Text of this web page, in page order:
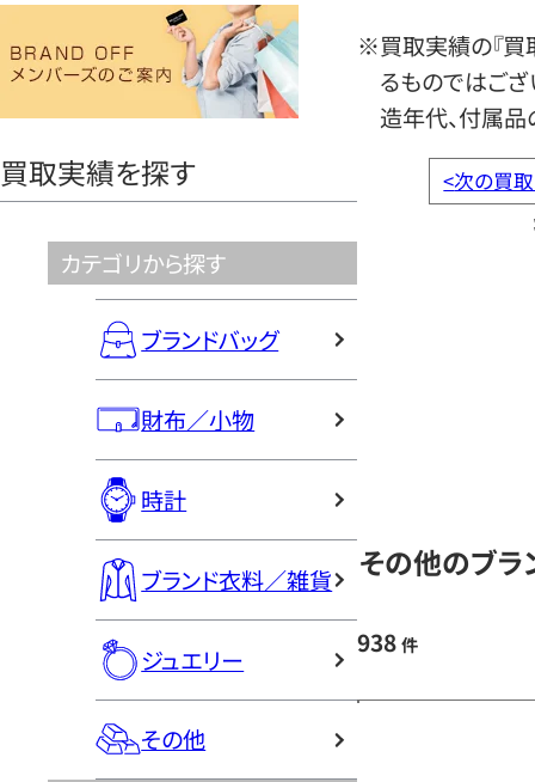
ヤ
買取実績を探す
カテゴリから探す
ブランドバッグ
財布／小物
時計
ブランド衣料／雑貨
ジュエリー
その他
※買取実績の『買
るものではござ
造年代、付属品
<次の買
その他のブラ
938 件